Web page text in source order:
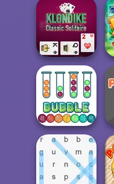
Fruit Connect 2
Klondike Classic
Solitaire
Bubble Sorting